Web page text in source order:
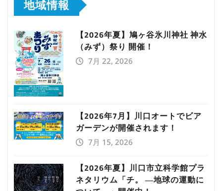
地域情報
【2026年夏】鳩ヶ谷氷川神社 神水
（みず）祭り 開催！
7月 22, 2026
【2026年7月】川口オートでビア
ガーデンが開催されます！
7月 15, 2026
【2026年夏】川口市立科学館プラ
ネタリウム「チ。 ―地球の運動に